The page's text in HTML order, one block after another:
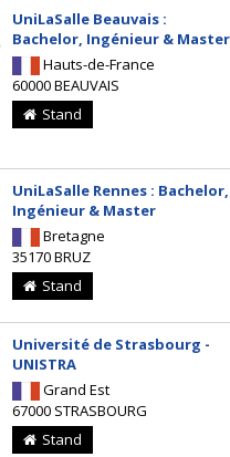
UniLaSalle Beauvais :
Bachelor, Ingénieur & Master
Hauts-de-France
60000 BEAUVAIS
Stand
UniLaSalle Rennes : Bachelor,
Ingénieur & Master
Bretagne
35170 BRUZ
Stand
Université de Strasbourg -
UNISTRA
Grand Est
67000 STRASBOURG
Stand